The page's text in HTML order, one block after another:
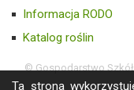
Informacja RODO
Katalog roślin
© Gospodarstwo
Ta strona